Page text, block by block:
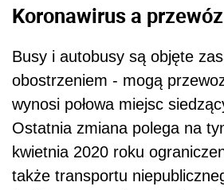
Koronawirus a
Busy i autobusy są objęte
obostrzeniem - mogą
wynosi połowa miejsc
Ostatnia zmiana polega na
kwietnia 2020 roku
także transportu